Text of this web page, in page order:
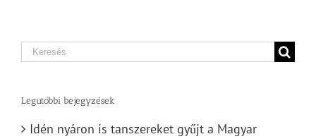
Search
Legutóbbi bejegyzések
Idén nyáron is tanszereket gyűjt a Magyar